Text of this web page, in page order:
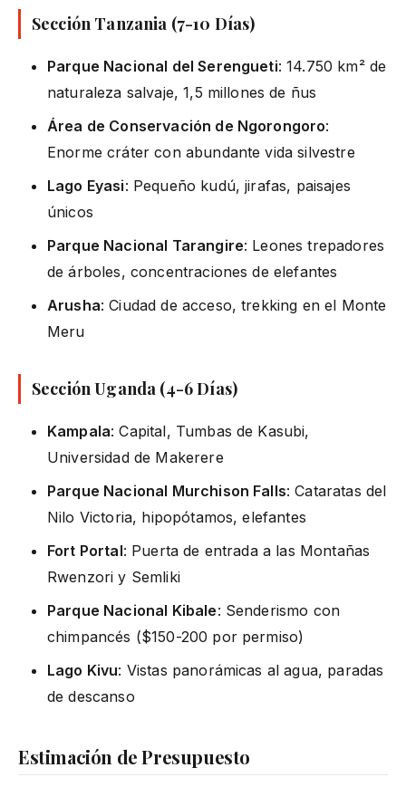
Sección Tanzania (7-10 Días)
Parque Nacional del Serengueti: 14.750 km² de
naturaleza salvaje, 1,5 millones de ñus
Área de Conservación de Ngorongoro:
Enorme cráter con abundante vida silvestre
Lago Eyasi: Pequeño kudú, jirafas, paisajes
únicos
Parque Nacional Tarangire: Leones trepadores
de árboles, concentraciones de elefantes
Arusha: Ciudad de acceso, trekking en el Monte
Meru
Sección Uganda (4-6 Días)
Kampala: Capital, Tumbas de Kasubi,
Universidad de Makerere
Parque Nacional Murchison Falls: Cataratas del
Nilo Victoria, hipopótamos, elefantes
Fort Portal: Puerta de entrada a las Montañas
Rwenzori y Semliki
Parque Nacional Kibale: Senderismo con
chimpancés ($150-200 por permiso)
Lago Kivu: Vistas panorámicas al agua, paradas
de descanso
Estimación de Presupuesto